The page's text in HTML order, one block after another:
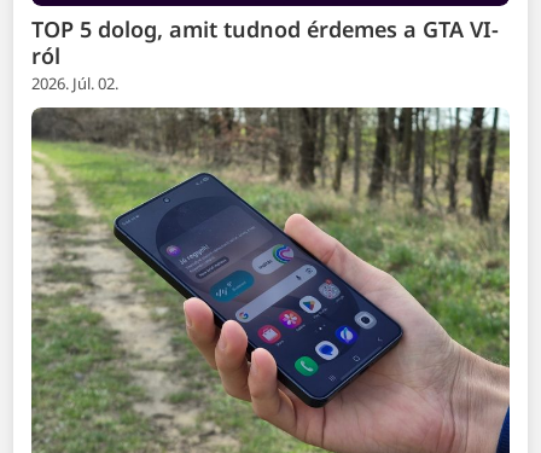
TOP 5 dolog, amit tudnod érdemes a GTA VI-
ról
2026. Júl. 02.